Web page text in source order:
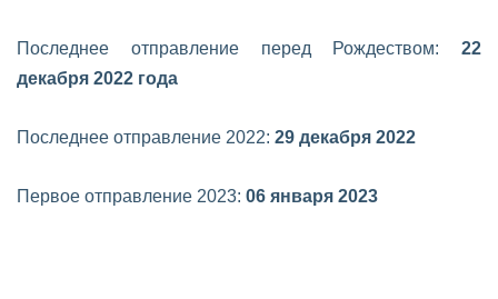
Последнее отправление перед Рождеством: 22
декабря 2022 года
Последнее отправление 2022: 29 декабря 2022
Первое отправление 2023: 06 января 2023